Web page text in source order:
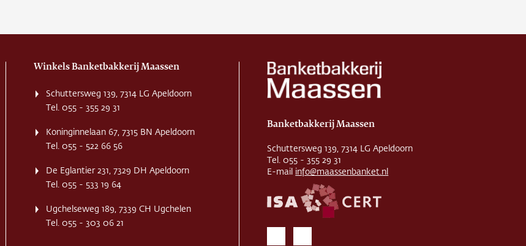
Winkels Banketbakkerij Maassen
Schuttersweg 139, 7314 LG Apeldoorn
Tel. 055 - 355 29 31
Koninginnelaan 67, 7315 BN Apeldoorn
Tel. 055 - 522 66 56
De Eglantier 231, 7329 DH Apeldoorn
Tel. 055 - 533 19 64
Ugchelseweg 189, 7339 CH Ugchelen
Tel. 055 - 303 06 21
Banketbakkerij Maassen
Schuttersweg 139, 7314 LG Apeldoorn
Tel. 055 - 355 29 31
E-mail info@maassenbanket.nl